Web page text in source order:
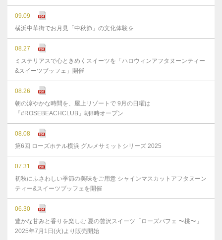
09.09
横浜中華街でお月見「中秋節」の文化体験を
08.27
ミステリアスで心ときめくスイーツを「ハロウィンアフタヌーンティー
&スイーツブッフェ」開催
08.26
朝の涼やかな時間を、屋上リゾートで 9月の日曜は
『#ROSEBEACHCLUB』朝8時オープン
08.08
第6回 ローズホテル横浜 グルメサミットシリーズ 2025
07.31
初秋にふさわしい季節の美味をご用意 シャインマスカットアフタヌーン
ティー&スイーツブッフェを開催
06.30
豊かな⽢みと⾹りを楽しむ 夏の贅沢スイーツ「ローズパフェ 〜桃〜」
2025年7⽉1⽇(⽕)より販売開始